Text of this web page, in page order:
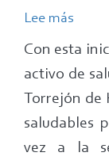
Lee más
por
Con esta
activo de
Torrejón de
saludables
vez a la